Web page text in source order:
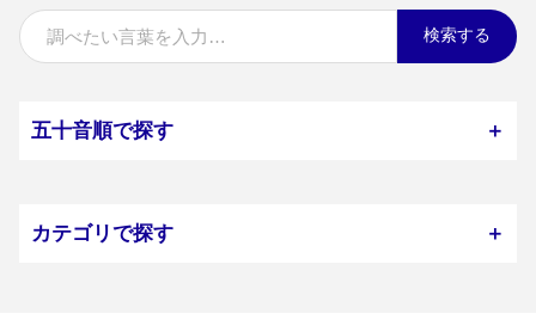
検索する
五十音順で探す ＋
カテゴリで探す ＋